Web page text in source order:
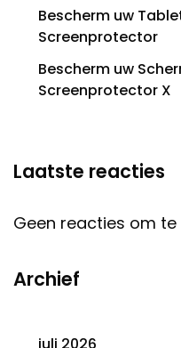
Bescherm uw
Screenprotector
Bescherm uw
Screenprotector X
Laatste reacties
Geen reacties om te
Archief
juli 2026